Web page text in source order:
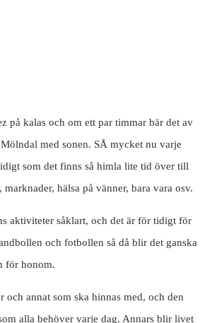
på kalas och om ett par timmar bär det av
med sonen. SÅ mycket nu varje
som det finns så himla lite tid över till
hälsa på vänner, bara vara osv.
aktiviteter såklart, och det är för tidigt för
och fotbollen så då blir det ganska
för honom.
och annat som ska hinnas med, och den
alla behöver varje dag. Annars blir livet